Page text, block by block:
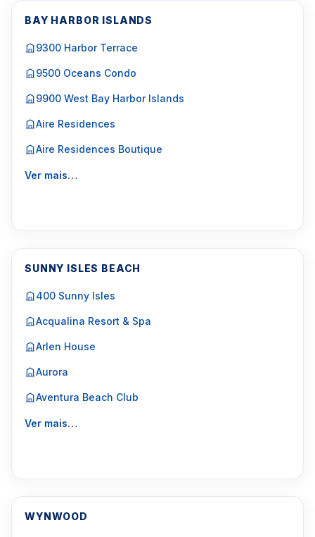
BAY HARBOR ISLANDS
9300 Harbor Terrace
9500 Oceans Condo
9900 West Bay Harbor Islands
Aire Residences
Aire Residences Boutique
Ver mais…
SUNNY ISLES BEACH
400 Sunny Isles
Acqualina Resort & Spa
Arlen House
Aurora
Aventura Beach Club
Ver mais…
WYNWOOD